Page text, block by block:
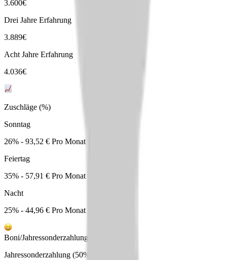
3.600€
Drei Jahre Erfahrung
3.889€
Acht Jahre Erfahrung
4.036€
Zuschläge (%)
Sonntag
26% - 93,52 € Pro Monat
Feiertag
35% - 57,91 € Pro Monat
Nacht
25% - 44,96 € Pro Monat
Boni/Jahressonderzahlungen
Jahressonderzahlung (50%)